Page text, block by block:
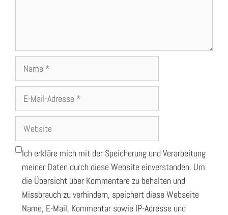
Name
Adresse
Website
Ich erkläre mich mit der Speicherung und Verarbeitung
meiner Daten durch diese Website einverstanden. Um
die Übersicht über Kommentare zu behalten und
Missbrauch zu verhindern, speichert diese Webseite
Name, E-Mail, Kommentar sowie IP-Adresse und